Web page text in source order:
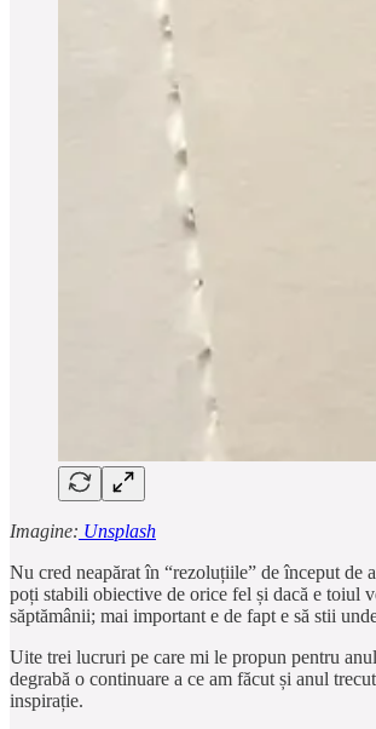
Imagine: Unsplash
Nu cred neapărat în “rezoluțiile” de început de
poți stabili obiective de orice fel și dacă e toiul
săptămânii; mai important e de fapt e să stii
Uite trei lucruri pe care mi le propun pentru
degrabă o continuare a ce am făcut și anul
inspirație.